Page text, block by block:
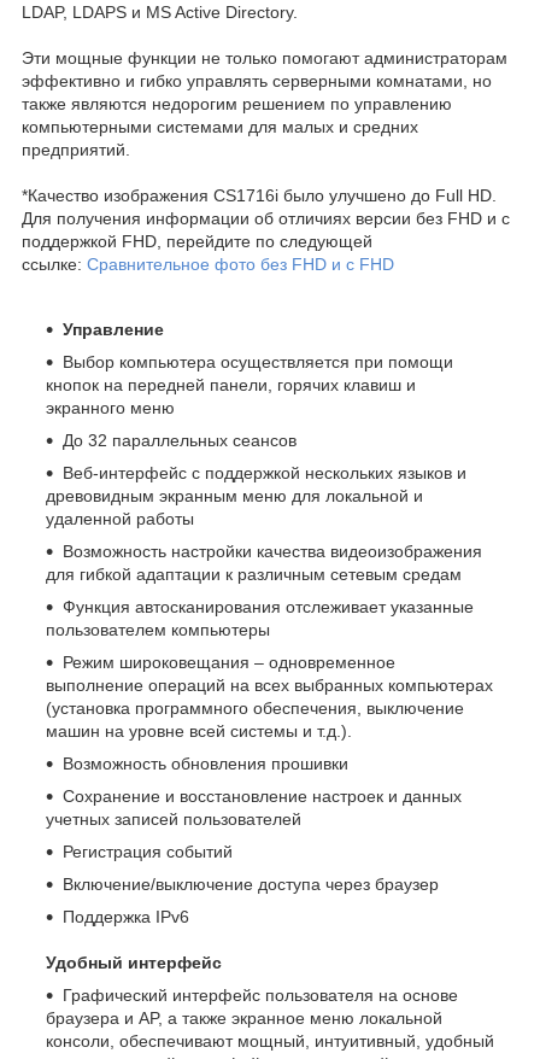
LDAP, LDAPS и MS Active Directory.
Эти мощные функции не только помогают администраторам
эффективно и гибко управлять серверными комнатами, но
также являются недорогим решением по управлению
компьютерными системами для малых и средних
предприятий.
*Качество изображения CS1716i было улучшено до Full HD.
Для получения информации об отличиях версии без FHD и с
поддержкой FHD, перейдите по следующей
ссылке: Сравнительное фото без FHD и с FHD
Управление
Выбор компьютера осуществляется при помощи
кнопок на передней панели, горячих клавиш и
экранного меню
До 32 параллельных сеансов
Веб-интерфейс с поддержкой нескольких языков и
древовидным экранным меню для локальной и
удаленной работы
Возможность настройки качества видеоизображения
для гибкой адаптации к различным сетевым средам
Функция автосканирования отслеживает указанные
пользователем компьютеры
Режим широковещания – одновременное
выполнение операций на всех выбранных компьютерах
(установка программного обеспечения, выключение
машин на уровне всей системы и т.д.).
Возможность обновления прошивки
Сохранение и восстановление настроек и данных
учетных записей пользователей
Регистрация событий
Включение/выключение доступа через браузер
Поддержка IPv6
Удобный интерфейс
Графический интерфейс пользователя на основе
браузера и AP, а также экранное меню локальной
консоли, обеспечивают мощный, интуитивный, удобный